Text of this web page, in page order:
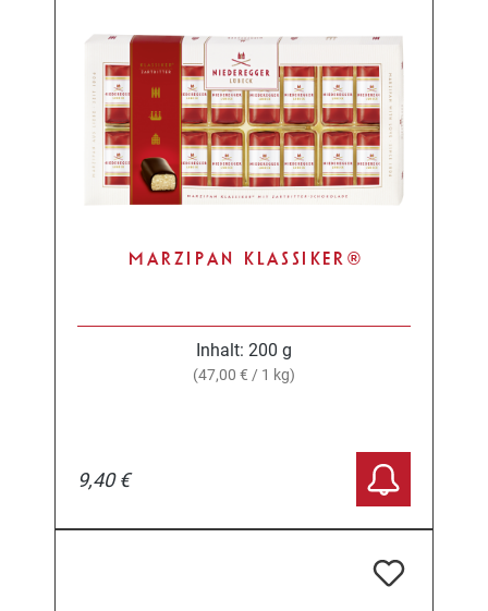
MARZIPAN KLASSIKER®
Inhalt: 200 g
(47,00 € / 1 kg)
9,40 €